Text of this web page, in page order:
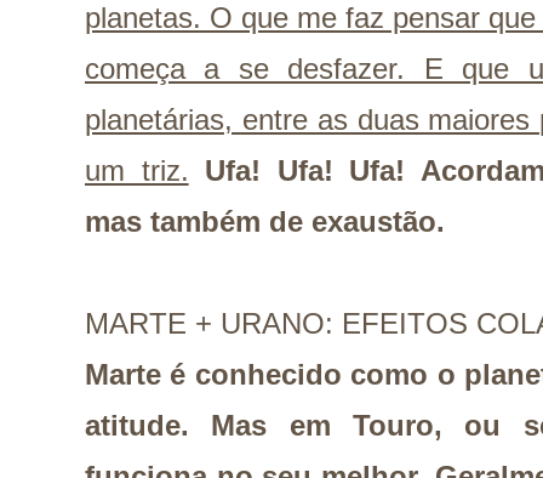
planetas. O que me faz pensar
começa a se desfazer. E que
planetárias, entre as duas
um triz.
Ufa! Ufa! Ufa!
mas também de exaustão.
MARTE + URANO: EFEITOS
Marte é conhecido como o
atitude. Mas em Touro, ou